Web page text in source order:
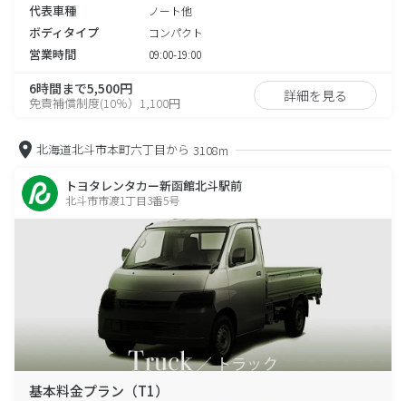
代表車種 ノート他
ボディタイプ コンパクト
営業時間 09:00-19:00
6時間まで5,500円
免責補償制度(10％）1,100円 詳細を見る
北海道北斗市本町六丁目から 3108m
トヨタレンタカー新函館北斗駅前
北斗市市渡1丁目3番5号
基本料金プラン（T1）